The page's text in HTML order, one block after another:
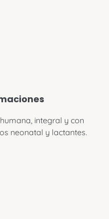
integral y con
neonatal y lactantes.